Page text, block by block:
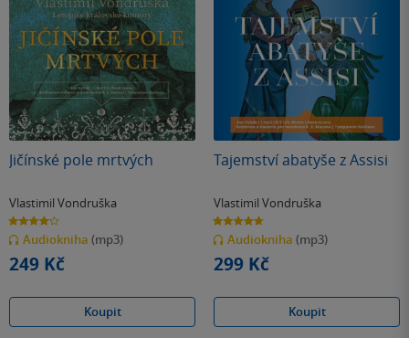
Jičínské pole mrtvých
Vlastimil Vondruška
4.2
z
5
hvězdiček
Audiokniha (mp3)
249 Kč
Koupit
Tajemství abatyše z Assisi
Vlastimil Vondruška
4.7
z
5
hvězdiček
Audiokniha (mp3)
299 Kč
Koupit